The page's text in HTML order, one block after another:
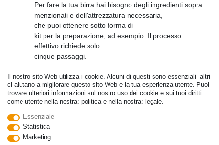
Per fare la tua birra hai bisogno degli ingredienti sopra
menzionati e dell'attrezzatura necessaria,
che puoi ottenere sotto forma di
kit per la preparazione, ad esempio. Il processo
effettivo richiede solo
cinque passaggi.
Passaggio 1: mescola
Mescola l'acqua e il malto, quindi riscalda la
combinazione.
affinché il lievito possa successivamente convertirlo in
anidride carbonica e alcol.
Il nostro sito Web utilizza i cookie. Alcuni di questi sono essenziali, altri
ci aiutano a migliorare questo sito Web e la tua esperienza utente. Puoi
trovare ulteriori informazioni sul nostro uso dei cookie e sui tuoi diritti
come utente nella nostra: politica e nella nostra: legale.
Essenziale
Statistica
Marketing